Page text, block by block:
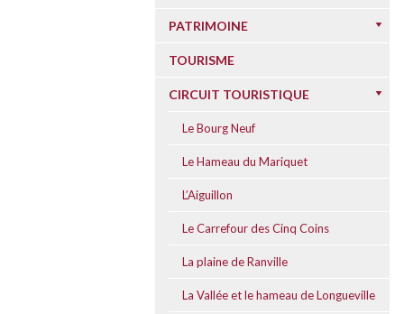
PATRIMOINE
TOURISME
CIRCUIT TOURISTIQUE
Le Bourg Neuf
Le Hameau du Mariquet
L’Aiguillon
Le Carrefour des Cinq Coins
La plaine de Ranville
La Vallée et le hameau de Longueville